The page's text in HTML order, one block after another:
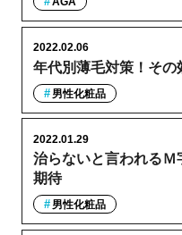
年代別薄毛対策！その
2022.02.06
男性化粧品
治らないと言われる
期待
2022.01.29
男性化粧品